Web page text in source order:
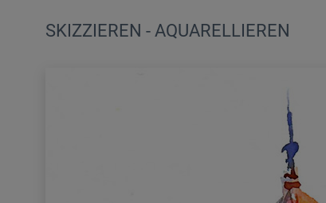
SKIZZIEREN - AQUARELLIEREN